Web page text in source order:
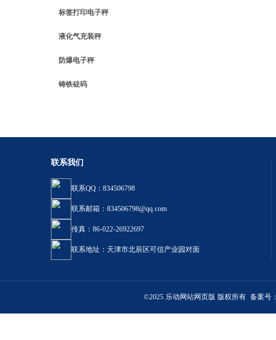
标签打印电子秤
液化气充装秤
防爆电子秤
铸铁砝码
联系我们
联系QQ：834506798
联系邮箱：834506798@qq.com
传真：86-022-26922697
联系地址：天津市北辰区可信产业园对面
©2025 乐动网站网页版 版权所有 备案号：